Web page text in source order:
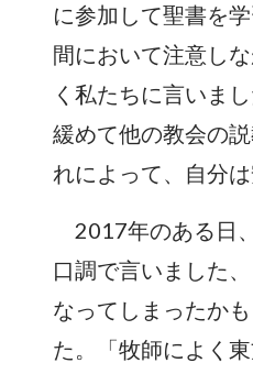
に参加して聖書を
間において注意し
く私たちに言いま
緩めて他の教会の
れによって、自分
2017年のある日
口調で言いました
なってしまったか
た。「牧師によく